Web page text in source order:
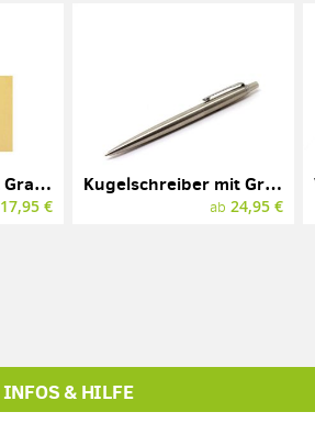
Messingschild mit Gravur, Messing, 85 x 55 mm
17,95 €
Kugelschreiber mit Gravur, PARKER JOTTER
ab 24,95 €
INFOS & HILFE